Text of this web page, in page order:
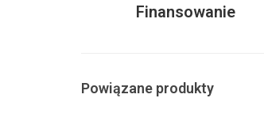
Finansowanie
Powiązane produkty